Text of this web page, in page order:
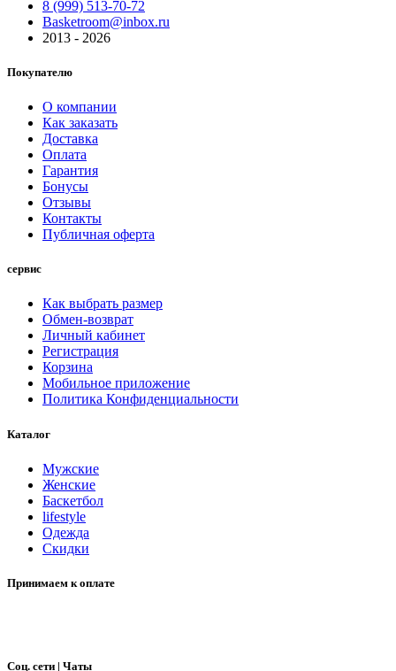
8 (999) 513-70-72
Basketroom@inbox.ru
2013 - 2026
Покупателю
О компании
Как заказать
Доставка
Оплата
Гарантия
Бонусы
Отзывы
Контакты
Публичная оферта
сервис
Как выбрать размер
Обмен-возврат
Личный кабинет
Регистрация
Корзина
Мобильное приложение
Политика Конфиденциальности
Каталог
Мужские
Женские
Баскетбол
lifestyle
Одежда
Скидки
Принимаем к оплате
Соц. сети | Чаты